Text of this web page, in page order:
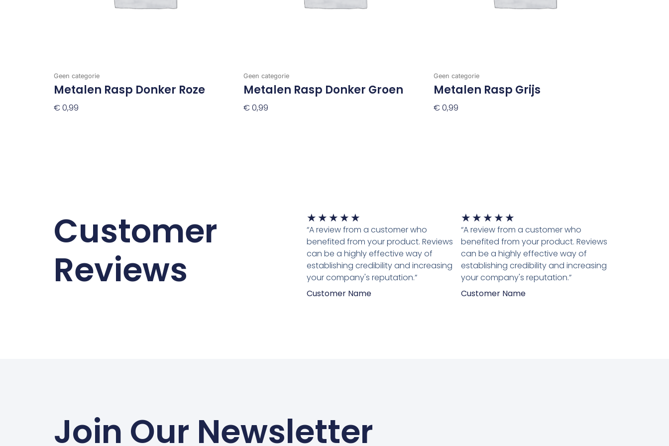
Geen categorie
Metalen Rasp Donker Roze
€0,99
Geen categorie
Metalen Rasp Donker Groen
€0,99
Geen categorie
Metalen Rasp Grijs
€0,99
Customer
Reviews
★ ★ ★ ★ ★
5
van
5
“A review from a customer who
benefited from your product. Reviews
can be a highly effective way of
establishing credibility and increasing
your company's reputation.”
Customer Name
★ ★ ★ ★ ★
5
van
5
“A review from a customer who
benefited from your product. Reviews
can be a highly effective way of
establishing credibility and increasing
your company's reputation.”
Customer Name
Join Our Newsletter